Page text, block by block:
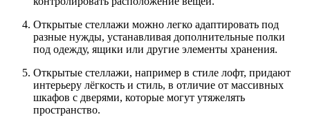
Открытые стеллажи можно легко адаптировать под
разные нужды, устанавливая дополнительные полки
под одежду, ящики или другие элементы хранения.
Открытые стеллажи, например в стиле лофт, придают
интерьеру лёгкость и стиль, в отличие от массивных
шкафов с дверями, которые могут утяжелять
пространство.